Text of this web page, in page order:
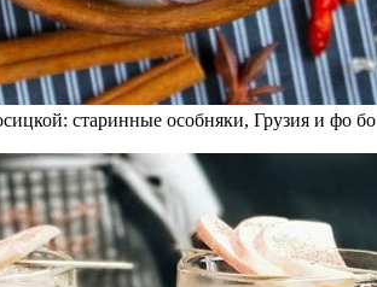
старинные особняки, Грузия и фо бо